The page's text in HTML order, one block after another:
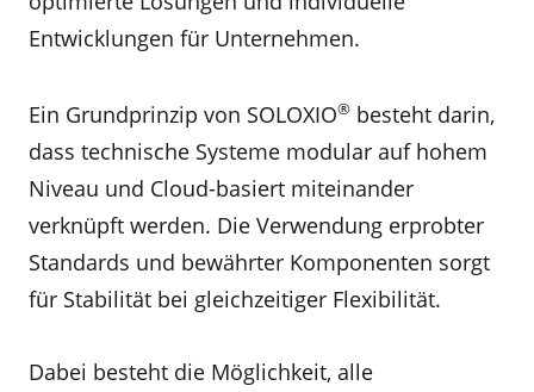
Entwicklungen für Unternehmen.
Ein Grundprinzip von SOLOXIO® besteht darin,
dass technische Systeme modular auf hohem
Niveau und Cloud-basiert miteinander
verknüpft werden. Die Verwendung erprobter
Standards und bewährter Komponenten sorgt
für Stabilität bei gleichzeitiger Flexibilität.
Dabei besteht die Möglichkeit, alle